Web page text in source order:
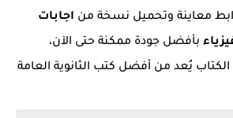
رابط معاينة وتحميل نسخة من اجابات
بأفضل جودة ممكنة حتى الآن،
الكتاب يُعد من أفضل كتب الثانوية العامة